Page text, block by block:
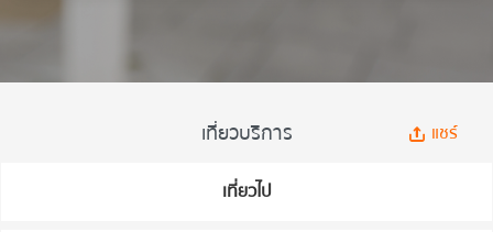
เที่ยวบริการ แชร์
เที่ยวไป